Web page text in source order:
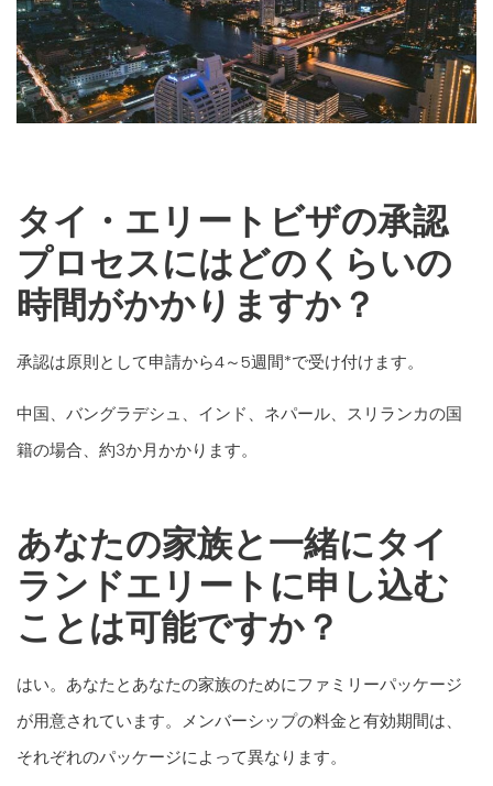
タイ・エリートビザの承認
プロセスにはどのくらいの
時間がかかりますか？
承認は原則として申請から4～5週間*で受け付けます。
中国、バングラデシュ、インド、ネパール、スリランカの国
籍の場合、約3か月かかります。
あなたの家族と一緒にタイ
ランドエリートに申し込む
ことは可能ですか？
はい。あなたとあなたの家族のためにファミリーパッケージ
が用意されています。メンバーシップの料金と有効期間は、
それぞれのパッケージによって異なります。